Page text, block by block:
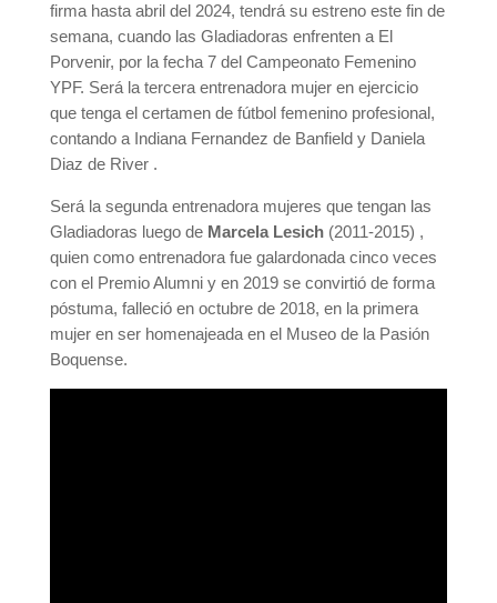
firma hasta abril del 2024, tendrá su estreno este fin de
semana, cuando las Gladiadoras enfrenten a El
Porvenir, por la fecha 7 del Campeonato Femenino
YPF. Será la tercera entrenadora mujer en ejercicio
que tenga el certamen de fútbol femenino profesional,
contando a Indiana Fernandez de Banfield y Daniela
Diaz de River .
Será la segunda entrenadora mujeres que tengan las
Gladiadoras luego de Marcela Lesich(2011-2015) ,
quien como entrenadora fue galardonada cinco veces
con el Premio Alumni y en 2019 se convirtió de forma
póstuma, falleció en octubre de 2018, en la primera
mujer en ser homenajeada en el Museo de la Pasión
Boquense.